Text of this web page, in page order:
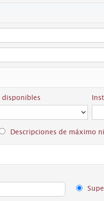
Descripciones de máximo